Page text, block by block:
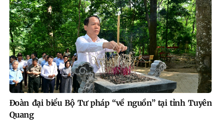
Đoàn đại biểu Bộ Tư pháp “về nguồn” tại tỉnh Tuyên
Quang